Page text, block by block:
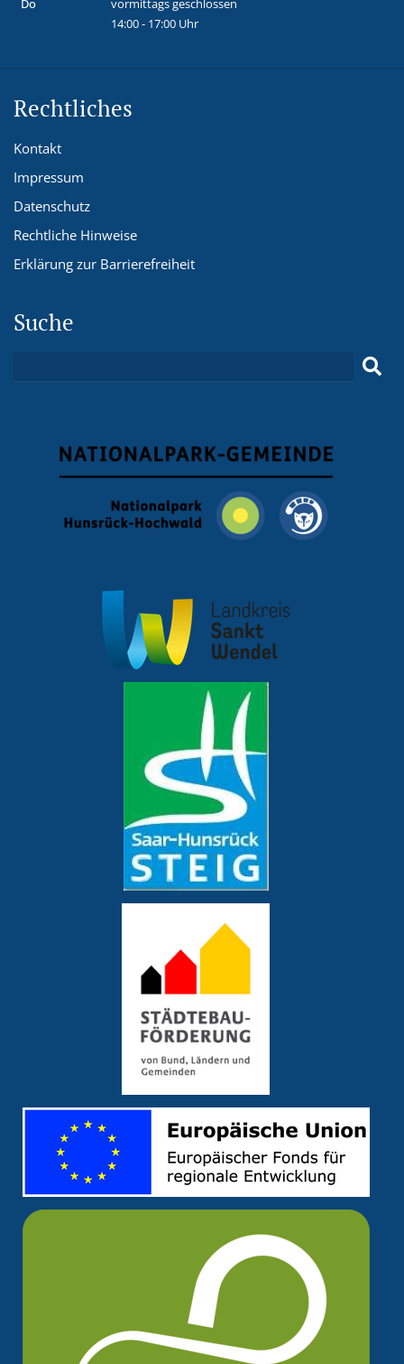
Do
vormittags geschlossen
14:00 - 17:00 Uhr
Rechtliches
Kontakt
Impressum
Datenschutz
Rechtliche Hinweise
Erklärung zur Barrierefreiheit
Suche